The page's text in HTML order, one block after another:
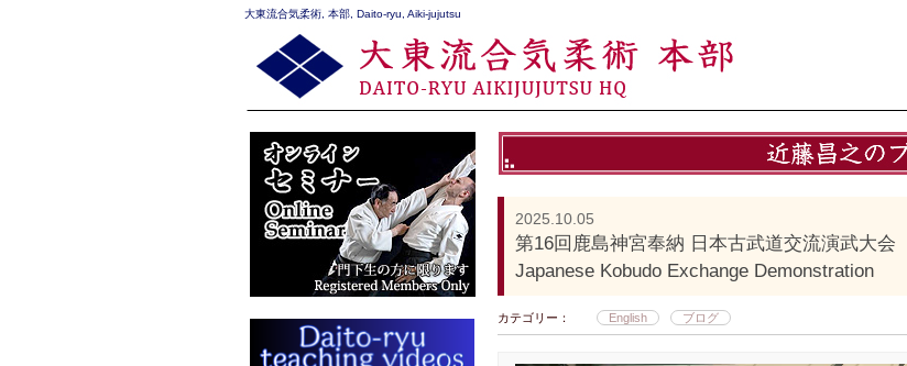
大東流合気柔術, 本部, Daito-ryu, Aiki-jujutsu
2025.10.05
第16回鹿島神宮奉納 日本古武道交流演武大
Japanese Kobudo Exchange Demonstration
カテゴリー： English ブログ